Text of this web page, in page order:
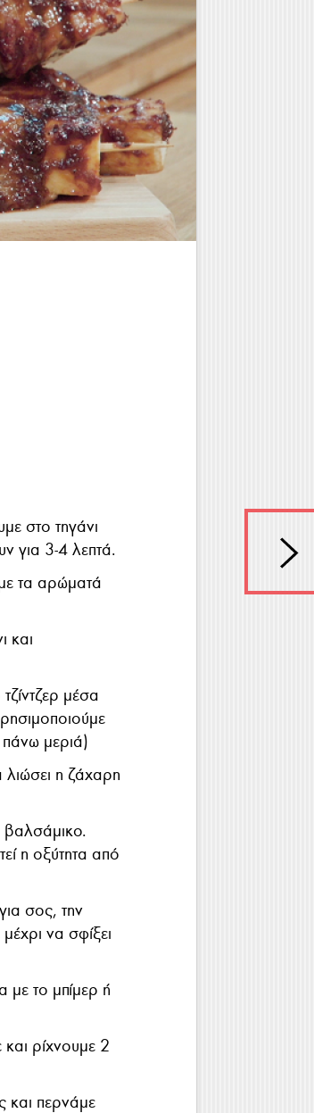
στο τηγάνι
για 3-4 λεπτά.
τα αρώματά
και
μέσα
πάνω μεριά)
η ζάχαρη
βαλσάμικο.
η οξύτητα από
σος, την
να σφίξει
με το μπίμερ ή
ρίχνουμε 2
περνάμε